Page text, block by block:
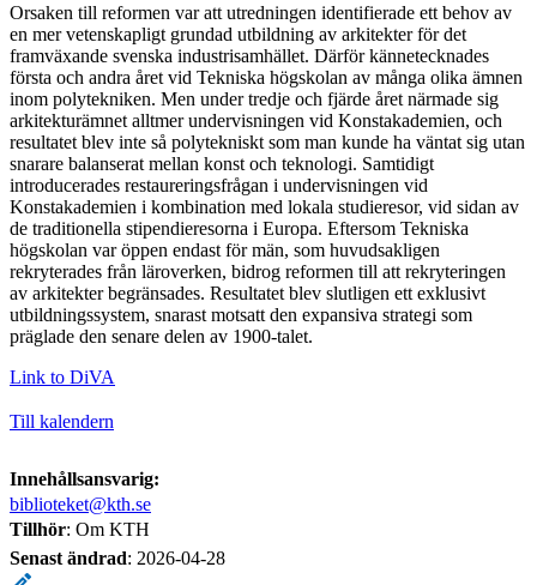
Orsaken till reformen var att utredningen identifierade ett behov av
en mer vetenskapligt grundad utbildning av arkitekter för det
framväxande svenska industrisamhället. Därför kännetecknades
första och andra året vid Tekniska högskolan av många olika ämnen
inom polytekniken. Men under tredje och fjärde året närmade sig
arkitekturämnet alltmer undervisningen vid Konstakademien, och
resultatet blev inte så polytekniskt som man kunde ha väntat sig utan
snarare balanserat mellan konst och teknologi. Samtidigt
introducerades restaureringsfrågan i undervisningen vid
Konstakademien i kombination med lokala studieresor, vid sidan av
de traditionella stipendieresorna i Europa. Eftersom Tekniska
högskolan var öppen endast för män, som huvudsakligen
rekryterades från läroverken, bidrog reformen till att rekryteringen
av arkitekter begränsades. Resultatet blev slutligen ett exklusivt
utbildningssystem, snarast motsatt den expansiva strategi som
präglade den senare delen av 1900-talet.
Link to DiVA
Till kalendern
Innehållsansvarig:
biblioteket@kth.se
Tillhör: Om KTH
Senast ändrad: 2026-04-28